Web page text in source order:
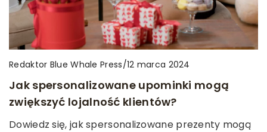
Redaktor Blue Whale Press/12 marca 2024
Jak spersonalizowane upominki mogą
zwiększyć lojalność klientów?
Dowiedz się, jak spersonalizowane prezenty mogą